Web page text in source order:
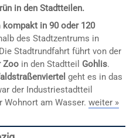
in den Stadtteilen.
kompakt in 90 oder 120
des Stadtzentrums in
Stadtrundfahrt führt von der
Zooin den Stadtteil Gohlis.
geht es in das
der Industriestadtteil
Wohnort am Wasser. weiter »